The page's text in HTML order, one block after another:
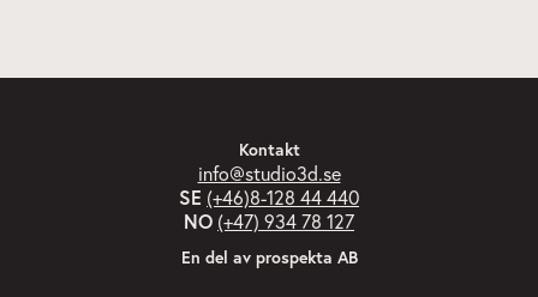
Kontakt
info@studio3d.se
SE (+46)8-128 44 440
NO (+47) 934 78 127
En del av prospekta AB